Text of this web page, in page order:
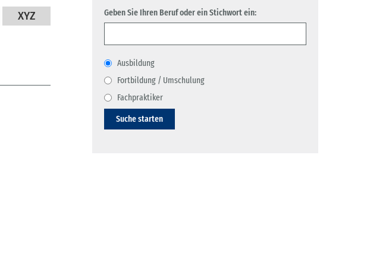
XYZ Geben Sie Ihren Beruf oder ein Stichwort ein:
Ausbildung
Fortbildung / Umschulung
Fachpraktiker
Suche starten